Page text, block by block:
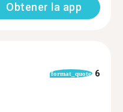
Obtener la app
format_quote 6